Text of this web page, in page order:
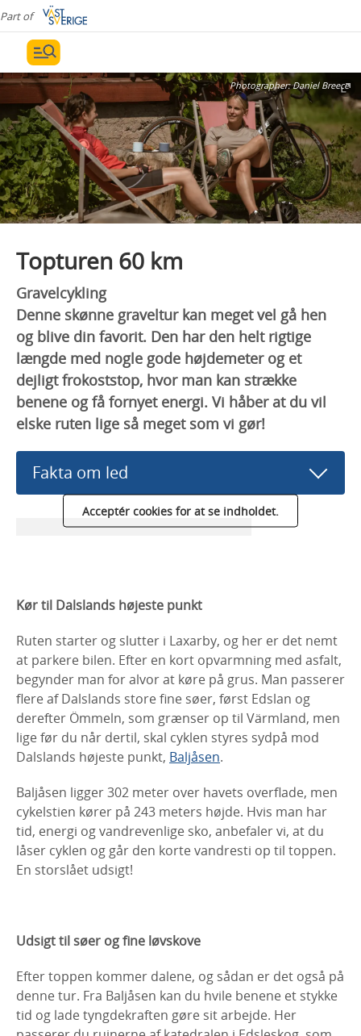
Part of
Photographer:Daniel Breece
Topturen 60 km
Gravelcykling
Denne skønne graveltur kan meget vel gå hen
og blive din favorit. Den har den helt rigtige
længde med nogle gode højdemeter og et
dejligt frokoststop, hvor man kan strække
benene og få fornyet energi. Vi håber at du vil
elske ruten lige så meget som vi gør!
Fakta om led
Acceptér cookies for at se indholdet.
Kør til Dalslands højeste punkt
Ruten starter og slutter i Laxarby, og her er det nemt
at parkere bilen. Efter en kort opvarmning med asfalt,
begynder man for alvor at køre på grus. Man passerer
flere af Dalslands store fine søer, først Edslan og
derefter Ömmeln, som grænser op til Värmland, men
lige før du når dertil, skal cyklen styres sydpå mod
Dalslands højeste punkt, Baljåsen.
Baljåsen ligger 302 meter over havets overflade, men
cykelstien kører på 243 meters højde. Hvis man har
tid, energi og vandrevenlige sko, anbefaler vi, at du
låser cyklen og går den korte vandresti op til toppen.
En storslået udsigt!
Udsigt til søer og fine løvskove
Efter toppen kommer dalene, og sådan er det også på
denne tur. Fra Baljåsen kan du hvile benene et stykke
tid og lade tyngdekraften gøre sit arbejde. Her